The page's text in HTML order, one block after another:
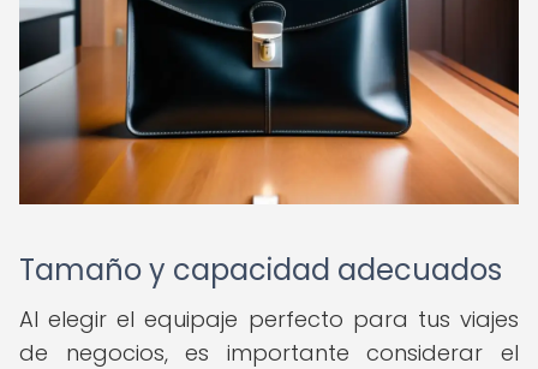
Tamaño y capacidad adecuados
Al elegir el equipaje perfecto para tus viajes
de negocios, es importante considerar el